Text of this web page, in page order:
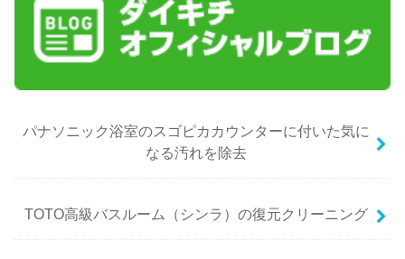
パナソニック浴室のスゴピカカウンターに付いた気に
なる汚れを除去
TOTO高級バスルーム（シンラ）の復元クリーニング